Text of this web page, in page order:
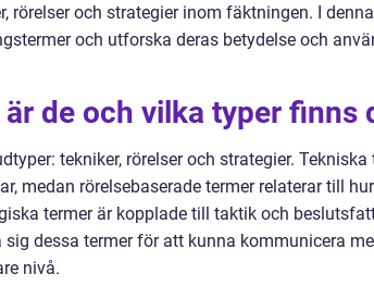
rörelser och strategier inom fäktningen. I
och utforska deras betydelse och
de och vilka typer finns
tekniker, rörelser och strategier.
medan rörelsebaserade termer relaterar till
termer är kopplade till taktik och
dessa termer för att kunna kommunicera
nivå.